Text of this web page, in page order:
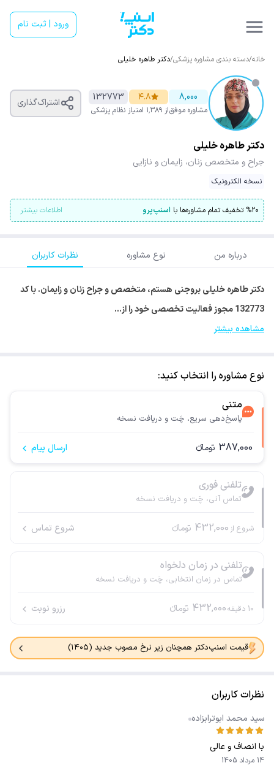
ورود | ثبت نام
خانه/دسته بندی مشاوره پزشکی/دکتر طاهره خلیلی
8,000
مشاوره موفق
۴.۸
از ۱٬۳۸۹ امتیاز
132773
نظام پزشکی
اشتراک‌گذاری
دکتر طاهره خلیلی
جراح و متخصص زنان، زایمان و نازایی
نسخه الکترونیک
%۲۰ تخفیف تمام مشاوره‌ها با اسنپ‌پرو اطلاعات بیشتر
درباره من نوع مشاوره نظرات کاربران
دکتر طاهره خلیلی بروجنی هستم، متخصص و جراح زنان و زایمان. با کد
132773 مجوز فعالیت تخصصی خود را از…
مشاهده بیشتر
نوع مشاوره را انتخاب کنید:
متنی
پاسخ‌دهی سریع، چَت و دریافت نسخه
387,000 تومانء ارسال پیام
تلفنی فوری
تماس آنی، چَت و دریافت نسخه
شروع از 432,000 تومانء شروع تماس
تلفنی در زمان دلخواه
تماس در زمان انتخابی، چَت و دریافت نسخه
10 دقیقه432,000 تومانء رزرو نوبت
قیمت اسنپ‌دکتر همچنان زیر نرخ مصوب جدید (۱۴۰۵)
نظرات کاربران
سید محمد ابوترابزاده
با انصاف و عالی
14 مرداد 1405